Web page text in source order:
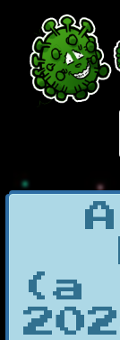
(a